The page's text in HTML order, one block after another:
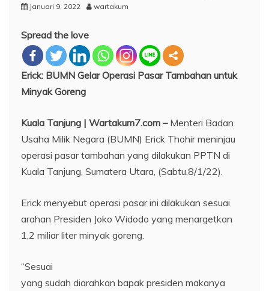
Januari 9, 2022 wartakum
Spread the love
Erick: BUMN Gelar Operasi Pasar Tambahan untuk
Minyak Goreng
Kuala Tanjung | Wartakum7.com –Menteri Badan
Usaha Milik Negara (BUMN) Erick Thohir meninjau
operasi pasar tambahan yang dilakukan PPTN di
Kuala Tanjung, Sumatera Utara, (Sabtu,8/1/22).
Erick menyebut operasi pasar ini dilakukan sesuai
arahan Presiden Joko Widodo yang menargetkan
1,2 miliar liter minyak goreng.
“Sesuai
yang sudah diarahkan bapak presiden makanya